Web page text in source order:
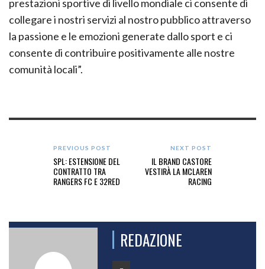
prestazioni sportive di livello mondiale ci consente di
collegare i nostri servizi al nostro pubblico attraverso
la passione e le emozioni generate dallo sport e ci
consente di contribuire positivamente alle nostre
comunità locali”.
PREVIOUS POST
SPL: ESTENSIONE DEL
CONTRATTO TRA
RANGERS FC E 32RED
NEXT POST
IL BRAND CASTORE
VESTIRÀ LA MCLAREN
RACING
REDAZIONE